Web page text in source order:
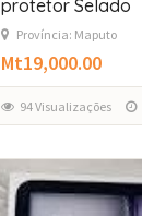
protetor Selado
Província: Maputo
Mt19,000.00
94 Visualizações